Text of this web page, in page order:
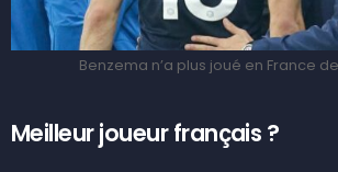
Benzema n’a plus joué en France
Meilleur joueur français ?